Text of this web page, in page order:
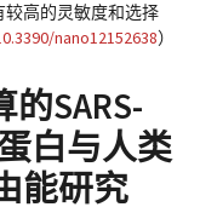
高的灵敏度和选择
nano12152638）
SARS-
白与人类
能研究